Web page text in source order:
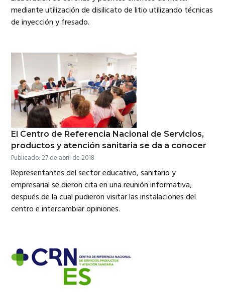
mediante utilización de disilicato de litio utilizando técnicas
de inyección y fresado.
El Centro de Referencia Nacional de Servicios,
productos y atención sanitaria se da a conocer
Publicado: 27 de abril de 2018
Representantes del sector educativo, sanitario y
empresarial se dieron cita en una reunión informativa,
después de la cual pudieron visitar las instalaciones del
centro e intercambiar opiniones.